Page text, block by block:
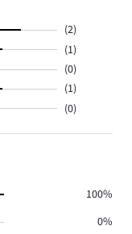
(2)
(1)
(0)
(1)
(0)
100%
0%